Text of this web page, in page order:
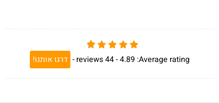
Average rating:
4.89 -
44
reviews
- דרגו אותנו!